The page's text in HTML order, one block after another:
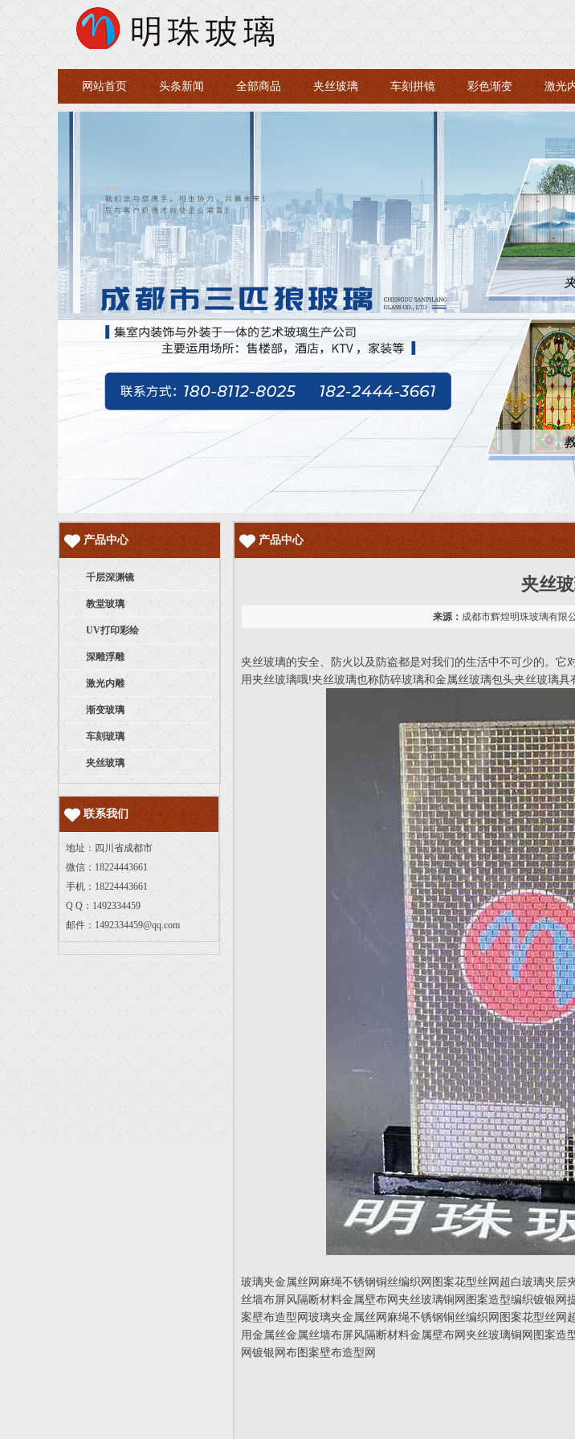
网站首页 头条新闻 全部商品 夹丝玻璃 车刻拼镜 彩色渐变 激光
产品中心
千层深渊镜
教堂玻璃
UV打印彩绘
深雕浮雕
激光内雕
渐变玻璃
车刻玻璃
夹丝玻璃
联系我们
地址：四川省成都市
微信：18224443661
手机：18224443661
Q Q：1492334459
邮件： 1492334459@qq.com
产品中心
夹丝
来源： 成都市辉煌明珠玻璃有限
夹丝玻璃的安全、防火以及防盗都是对我们的生活中不可少的。
用夹丝玻璃哦!夹丝玻璃也称防碎玻璃和金属丝玻璃包头夹丝玻璃
玻璃夹金属丝网麻绳不锈钢铜丝编织网图案花型丝网超白玻璃夹
丝墙布屏风隔断材料金属壁布网夹丝玻璃铜网图案造型编织镀银
案壁布造型网玻璃夹金属丝网麻绳不锈钢铜丝编织网图案花型丝
用金属丝金属丝墙布屏风隔断材料金属壁布网夹丝玻璃铜网图案
网镀银网布图案壁布造型网